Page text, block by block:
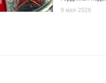
9 мая 2026